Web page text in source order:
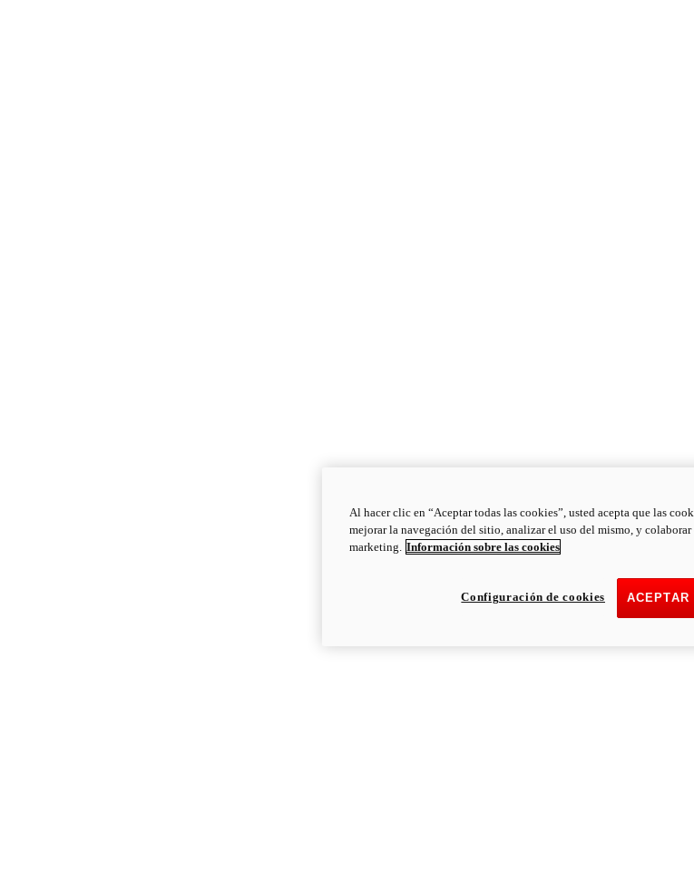
Al hacer clic en “Aceptar todas las cookies”, usted acepta que las
mejorar la navegación del sitio, analizar el uso del mismo, y colaborar
marketing. Información sobre las cookies
ACEPTAR
Configuración de cookies